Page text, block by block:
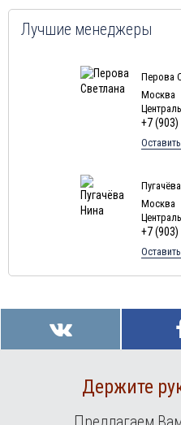
Лучшие менеджеры
Перова
Москва
+7 (903)
Москва
+7 (903)
Держите